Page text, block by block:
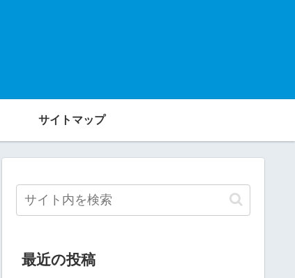
サイトマップ
最近の投稿